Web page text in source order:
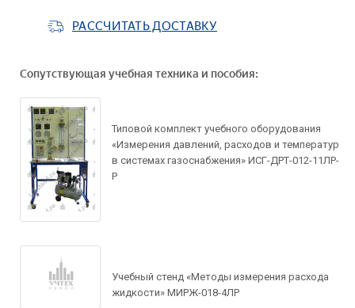
РАССЧИТАТЬ ДОСТАВКУ
Сопутствующая учебная техника и пособия:
Типовой комплект учебного оборудования
«Измерения давлений, расходов и температур
в системах газоснабжения» ИСГ-ДРТ-012-11ЛР-
Р
Учебный стенд «Методы измерения расхода
жидкости» МИРЖ-018-4ЛР
Запросить цену
Задать вопрос по
товару
Ваше имя*
Ваше имя*